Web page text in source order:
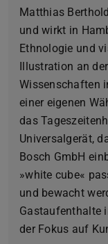
Matthias
und wirkt in
Ethnologie und
Illustration an
Wissenschaften
einer eigenen
das
Universalgerät,
Bosch GmbH
»white cube«
und bewacht
Gastaufenthalte
der Fokus auf